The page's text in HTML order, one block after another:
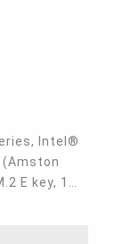
Intel®
E key, 1